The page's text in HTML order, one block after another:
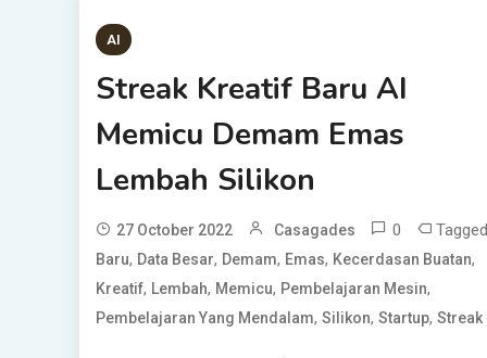
AI
Streak Kreatif Baru AI
Memicu Demam Emas
Lembah Silikon
27 October 2022 Casagades 0 Tagged
Baru, Data Besar, Demam, Emas, Kecerdasan Buatan,
Kreatif, Lembah, Memicu, Pembelajaran Mesin,
Pembelajaran Yang Mendalam, Silikon, Startup, Streak